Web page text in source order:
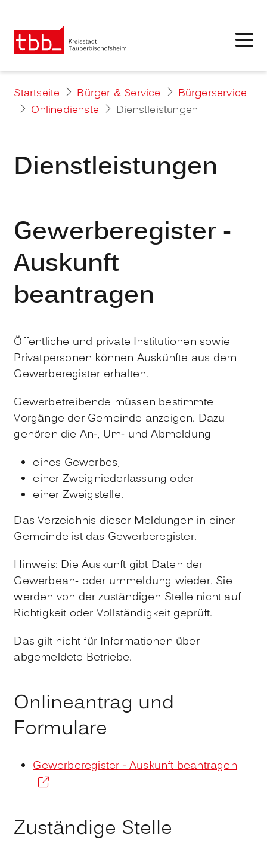
Startseite Bürger & Service
Bürgerservice
Onlinedienste
Dienstleistungen
Dienstleistungen
Gewerberegister -
Auskunft
beantragen
Öffentliche und private Institutionen sowie
Privatpersonen können Auskünfte aus dem
Gewerberegister erhalten.
Gewerbetreibende müssen bestimmte
Vorgänge der Gemeinde anzeigen. Dazu
gehören die An-, Um- und Abmeldung
eines Gewerbes,
einer Zweigniederlassung oder
einer Zweigstelle.
Das Verzeichnis dieser Meldungen in einer
Gemeinde ist das Gewerberegister.
Hinweis: Die Auskunft gibt Daten der
Gewerbean- oder ummeldung wieder. Sie
werden von der zuständigen Stelle nicht auf
Richtigkeit oder Vollständigkeit geprüft.
Das gilt nicht für Informationen über
abgemeldete Betriebe.
Onlineantrag und
Formulare
Gewerberegister - Auskunft beantragen
Zuständige Stelle